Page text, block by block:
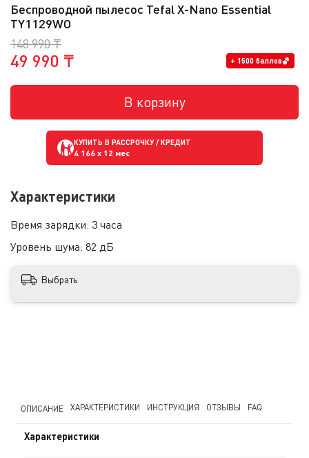
Беспроводной пылесос Tefal X-Nano Essential
TY1129WO
148 990 ₸
49 990 ₸ + 1500 баллов
В корзину
КУПИТЬ В РАССРОЧКУ / КРЕДИТ
4 166 x 12 мес
Характеристики
Время зарядки: 3 часа
Уровень шума: 82 дБ
Выбрать
ОПИСАНИЕ ХАРАКТЕРИСТИКИ ИНСТРУКЦИЯ ОТЗЫВЫ FAQ
Характеристики